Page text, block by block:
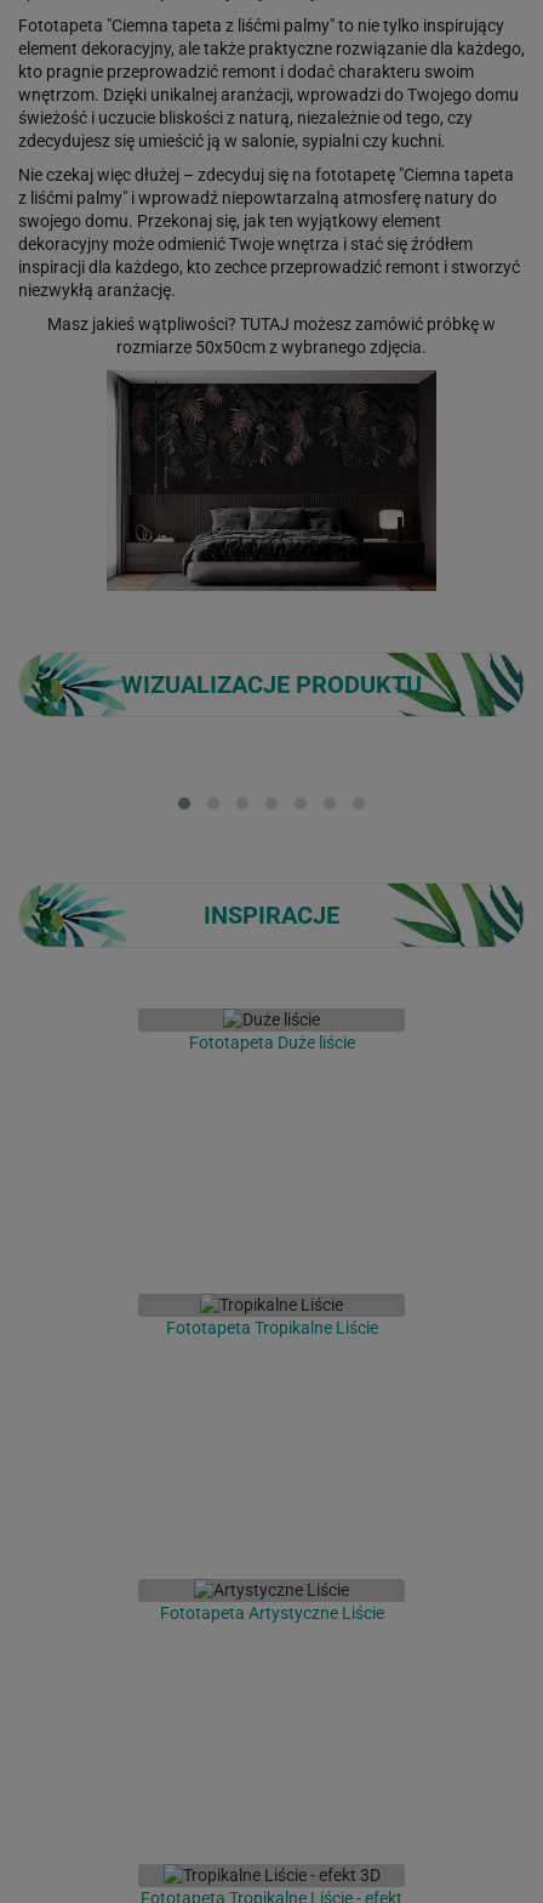
Fototapeta "Ciemna tapeta z liśćmi palmy" to nie tylko inspirujący
element dekoracyjny, ale także praktyczne rozwiązanie dla każdego,
kto pragnie przeprowadzić remont i dodać charakteru swoim
wnętrzom. Dzięki unikalnej aranżacji, wprowadzi do Twojego domu
świeżość i uczucie bliskości z naturą, niezależnie od tego, czy
zdecydujesz się umieścić ją w salonie, sypialni czy kuchni.
Nie czekaj więc dłużej – zdecyduj się na fototapetę "Ciemna tapeta
z liśćmi palmy" i wprowadź niepowtarzalną atmosferę natury do
swojego domu. Przekonaj się, jak ten wyjątkowy element
dekoracyjny może odmienić Twoje wnętrza i stać się źródłem
inspiracji dla każdego, kto zechce przeprowadzić remont i stworzyć
niezwykłą aranżację.
Masz jakieś wątpliwości? TUTAJ możesz zamówić próbkę w
rozmiarze 50x50cm z wybranego zdjęcia.
WIZUALIZACJE PRODUKTU
INSPIRACJE
Fototapeta Duże liście
Fototapeta Tropikalne Liście
Fototapeta Artystyczne Liście
Fototapeta Tropikalne Liście - efekt